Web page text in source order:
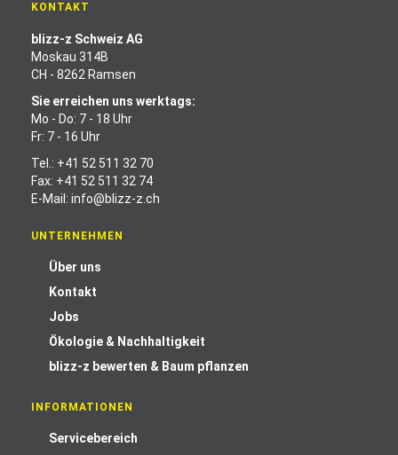
KONTAKT
blizz-z Schweiz AG
Moskau 314B
CH - 8262 Ramsen
Sie erreichen uns werktags:
Mo - Do: 7 - 18 Uhr
Fr: 7 - 16 Uhr
Tel.: +41 52 511 32 70
Fax: +41 52 511 32 74
E-Mail: info@blizz-z.ch
UNTERNEHMEN
Über uns
Kontakt
Jobs
Ökologie & Nachhaltigkeit
blizz-z bewerten & Baum pflanzen
INFORMATIONEN
Servicebereich